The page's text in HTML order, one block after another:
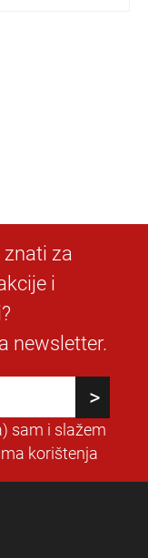
znati za
i
newsletter.
sam i slažem
korištenja